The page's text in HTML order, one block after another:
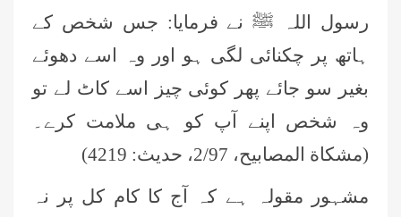
رسول اللہ ﷺ نے فرمایا: جس شخص کے
ہاتھ پر چکنائی لگی ہو اور وہ اسے دھوئے
بغیر سو جائے پھر کوئی چیز اسے کاٹ لے تو
وہ شخص اپنے آپ کو ہی ملامت کرے۔
(مشكاة المصابيح، 2/97، حدیث: 4219)
مشہور مقولہ ہے کہ آج کا کام کل پر نہ